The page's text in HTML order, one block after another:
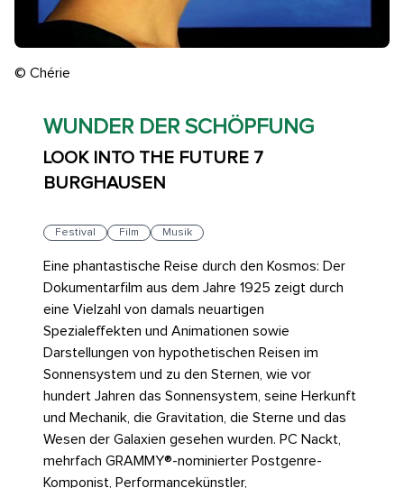
© Chérie
WUNDER DER SCHÖPFUNG
LOOK INTO THE FUTURE 7
BURGHAUSEN
Festival Film Musik
Eine phantastische Reise durch den Kosmos: Der
Dokumentarfilm aus dem Jahre 1925 zeigt durch
eine Vielzahl von damals neuartigen
Spezialeffekten und Animationen sowie
Darstellungen von hypothetischen Reisen im
Sonnensystem und zu den Sternen, wie vor
hundert Jahren das Sonnensystem, seine Herkunft
und Mechanik, die Gravitation, die Sterne und das
Wesen der Galaxien gesehen wurden. PC Nackt,
mehrfach GRAMMY®-nominierter Postgenre-
Komponist, Performancekünstler,